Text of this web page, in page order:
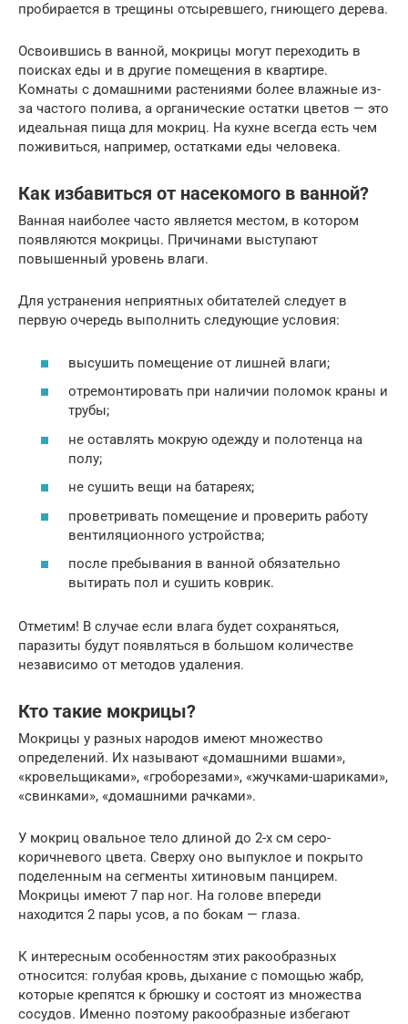
пробирается в трещины отсыревшего, гниющего дерева.
Освоившись в ванной, мокрицы могут переходить в
поисках еды и в другие помещения в квартире.
Комнаты с домашними растениями более влажные из-
за частого полива, а органические остатки цветов — это
идеальная пища для мокриц. На кухне всегда есть чем
поживиться, например, остатками еды человека.
Как избавиться от насекомого в ванной?
Ванная наиболее часто является местом, в котором
появляются мокрицы. Причинами выступают
повышенный уровень влаги.
Для устранения неприятных обитателей следует в
первую очередь выполнить следующие условия:
высушить помещение от лишней влаги;
отремонтировать при наличии поломок краны и
трубы;
не оставлять мокрую одежду и полотенца на
полу;
не сушить вещи на батареях;
проветривать помещение и проверить работу
вентиляционного устройства;
после пребывания в ванной обязательно
вытирать пол и сушить коврик.
Отметим! В случае если влага будет сохраняться,
паразиты будут появляться в большом количестве
независимо от методов удаления.
Кто такие мокрицы?
Мокрицы у разных народов имеют множество
определений. Их называют «домашними вшами»,
«кровельщиками», «гроборезами», «жучками-шариками»,
«свинками», «домашними рачками».
У мокриц овальное тело длиной до 2-х см серо-
коричневого цвета. Сверху оно выпуклое и покрыто
поделенным на сегменты хитиновым панцирем.
Мокрицы имеют 7 пар ног. На голове впереди
находится 2 пары усов, а по бокам — глаза.
К интересным особенностям этих ракообразных
относится: голубая кровь, дыхание с помощью жабр,
которые крепятся к брюшку и состоят из множества
сосудов. Именно поэтому ракообразные избегают